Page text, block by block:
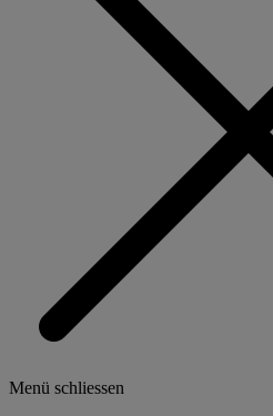
Menü schliessen